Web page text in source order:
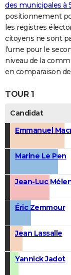
des municipales à
positionnement
les registres
citoyens ne sont
l'urne pour le
niveau de la
en comparaison
TOUR 1
Candidat
Emmanuel
Marine Le Pen
Jean-Luc
Éric Zemmour
Jean Lassalle
Yannick Jadot